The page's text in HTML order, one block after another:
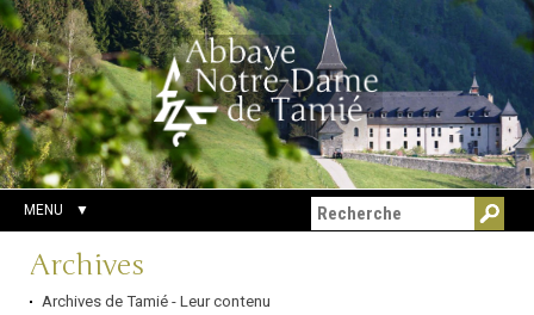
Aller
au
contenu.
|
Aller
à
la
navigation
Outils
personnels
Chercher par
Recherche
avancée…
MENU
Navigation
Archives
Archives de Tamié - Leur contenu